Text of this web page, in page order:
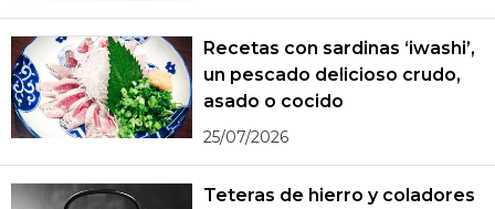
Recetas con sardinas ‘iwashi’,
un pescado delicioso crudo,
asado o cocido
25/07/2026
Teteras de hierro y coladores